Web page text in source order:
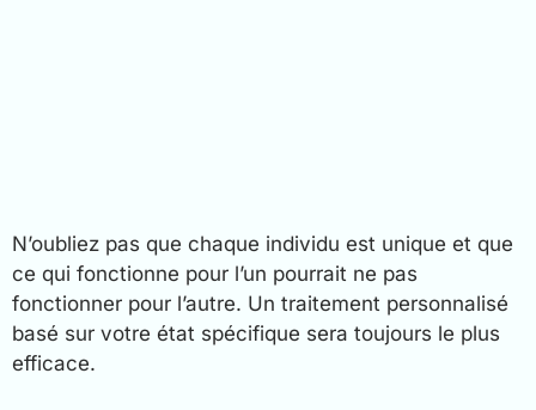
N’oubliez pas que chaque individu est unique et que
ce qui fonctionne pour l’un pourrait ne pas
fonctionner pour l’autre. Un traitement personnalisé
basé sur votre état spécifique sera toujours le plus
efficace.